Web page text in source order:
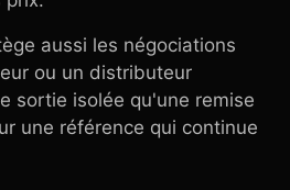
aussi les négociations
ou un distributeur
sortie isolée qu'une remise
une référence qui continue